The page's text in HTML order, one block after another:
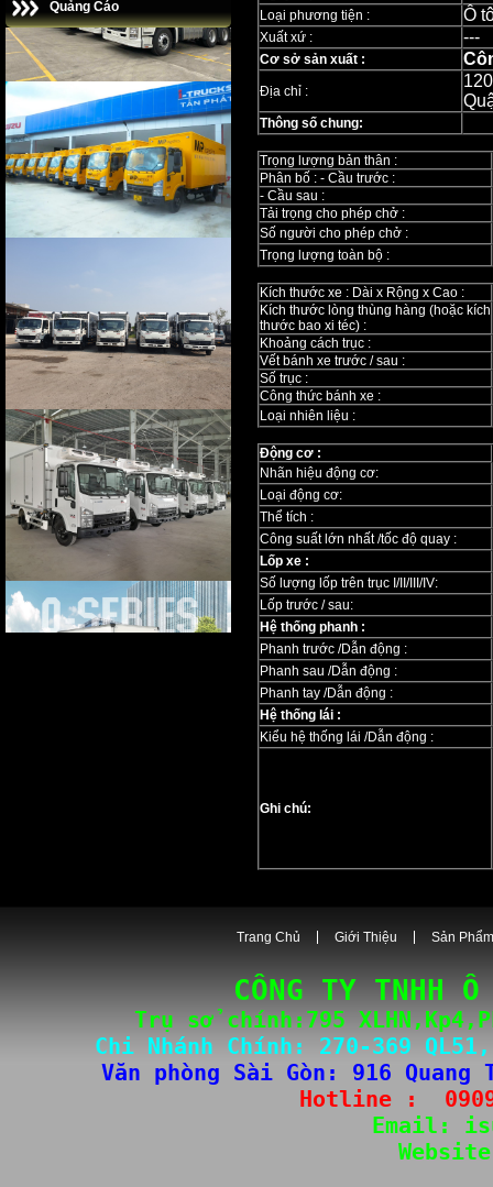
Quảng Cáo
Loại phương tiện : Ô
Xuất xứ : ---
Cơ sở sản xuất :
Địa chỉ :
Thông số chung:
Trọng lượng bản thân :
Phân bố : - Cầu trước :
- Cầu sau :
Tải trọng cho phép chở :
Số người cho phép chở :
Trọng lượng toàn bộ :
Kích thước xe : Dài x Rộng x Cao :
Kích thước lòng thùng hàng (hoặc kích
thước bao xi téc) :
Khoảng cách trục :
Vết bánh xe trước / sau :
Số trục :
Công thức bánh xe :
Loại nhiên liệu :
Động cơ :
Nhãn hiệu động cơ:
Loại động cơ:
Thể tích :
Công suất lớn nhất /tốc độ quay :
Lốp xe :
Số lượng lốp trên trục I/II/III/IV:
Lốp trước / sau:
Hệ thống phanh :
Phanh trước /Dẫn động :
Phanh sau /Dẫn động :
Phanh tay /Dẫn động :
Hệ thống lái :
Kiểu hệ thống lái /Dẫn động :
Ghi chú:
Trang Chủ Giới Thiệu Sản Phẩm
CÔNG TY TNHH
Trụ sở chính:795
Chi Nhánh Chính: 270-369
Văn phòng Sài Gòn : 916 Quang
Hotline :
Email: